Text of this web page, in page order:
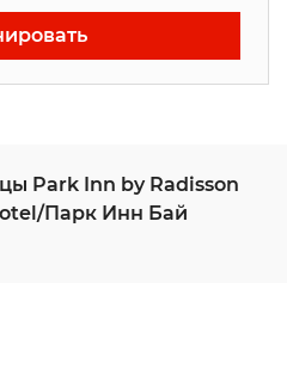
Park Inn by Radisson
Парк Инн Бай